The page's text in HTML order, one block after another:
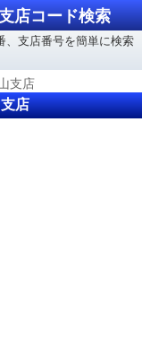
店コード検索
、支店番号を簡単に検索
支店
店